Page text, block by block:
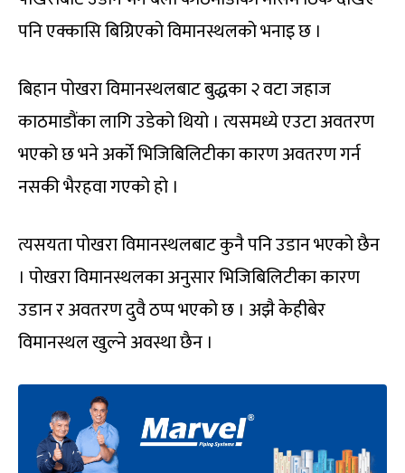
पनि एक्कासि बिग्रिएको विमानस्थलको भनाइ छ ।
बिहान पोखरा विमानस्थलबाट बुद्धका २ वटा जहाज
काठमाडौंका लागि उडेको थियो । त्यसमध्ये एउटा अवतरण
भएको छ भने अर्को भिजिबिलिटीका कारण अवतरण गर्न
नसकी भैरहवा गएको हो ।
त्यसयता पोखरा विमानस्थलबाट कुनै पनि उडान भएको छैन
। पोखरा विमानस्थलका अनुसार भिजिबिलिटीका कारण
उडान र अवतरण दुवै ठप्प भएको छ । अझै केहीबेर
विमानस्थल खुल्ने अवस्था छैन ।